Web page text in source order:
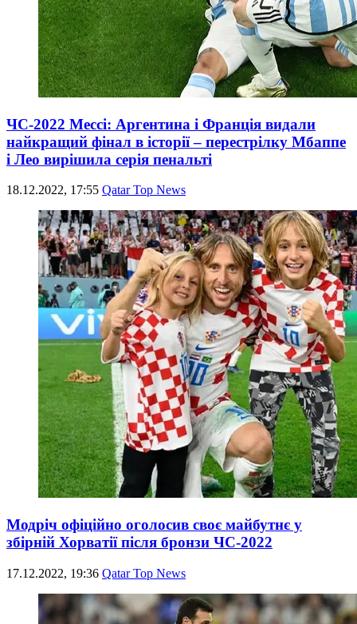
ЧС-2022 Мессі: Аргентина і Франція видали
найкращий фінал в історії – перестрілку Мбаппе
і Лео вирішила серія пенальті
18.12.2022, 17:55 Qatar Top News
Модріч офіційно оголосив своє майбутнє у
збірній Хорватії після бронзи ЧС-2022
17.12.2022, 19:36 Qatar Top News